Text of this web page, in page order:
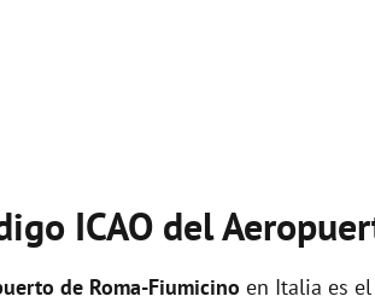
ICAO del
de Roma-Fiumicino en Italia es el